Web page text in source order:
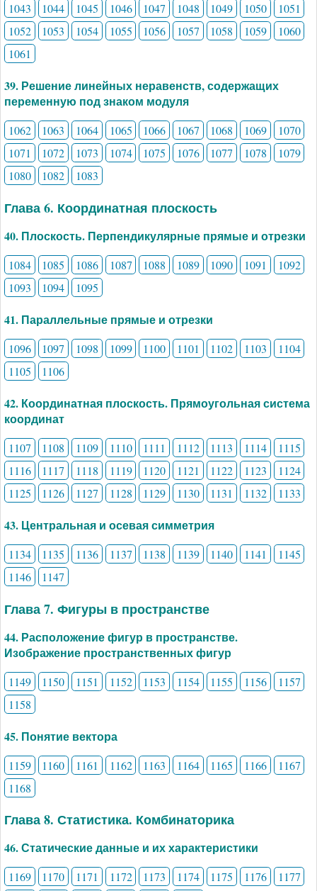
1043 1044 1045 1046 1047 1048 1049 1050
1051
1052
1053 1054 1055 1056 1057 1058 1059
1060
1061
39. Решение линейных неравенств, содержащих
переменную под знаком модуля
1062 1063 1064 1065 1066 1067 1068 1069
1070
1071
1072 1073 1074 1075 1076 1077 1078
1079
1080
1082 1083
Глава 6. Координатная плоскость
40. Плоскость. Перпендикулярные прямые и отрезки
1084 1085 1086 1087 1088 1089 1090 1091
1092
1093
1094 1095
41. Параллельные прямые и отрезки
1096 1097 1098 1099 1100 1101 1102 1103
1104
1105
1106
42. Координатная плоскость. Прямоугольная система
координат
1107 1108 1109 1110 1111 1112 1113 1114
1115
1116
1117 1118 1119 1120 1121 1122 1123
1124
1125
1126 1127 1128 1129 1130 1131 1132 1133
43. Центральная и осевая симметрия
1134 1135 1136 1137 1138 1139 1140 1141
1145
1146
1147
Глава 7. Фигуры в пространстве
44. Расположение фигур в пространстве.
Изображение пространственных фигур
1149 1150 1151 1152 1153 1154 1155 1156
1157
1158
45. Понятие вектора
1159 1160 1161 1162 1163 1164 1165 1166
1167
1168
Глава 8. Статистика. Комбинаторика
46. Статические данные и их характеристики
1169 1170 1171 1172 1173 1174 1175 1176
1177